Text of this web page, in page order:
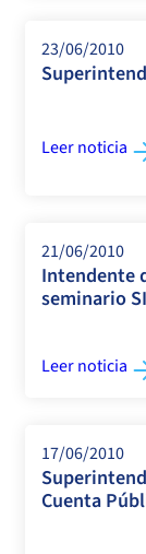
23/06/2010
Leer noticia
21/06/2010
Intendente
seminario
Leer noticia
17/06/2010
Cuenta